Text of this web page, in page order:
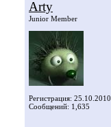
Arty
Junior Member
Регистрация: 25.10.2010
Сообщений: 1,635